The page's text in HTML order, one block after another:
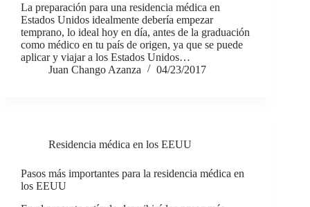
La preparación para una residencia médica en
Estados Unidos idealmente debería empezar
temprano, lo ideal hoy en día, antes de la graduación
como médico en tu país de origen, ya que se puede
aplicar y viajar a los Estados Unidos…
Juan Chango Azanza
04/23/2017
Residencia médica en los EEUU
Pasos más importantes para la residencia médica en
los EEUU